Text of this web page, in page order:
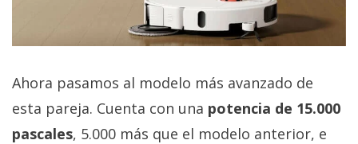
Ahora pasamos al modelo más avanzado de
esta pareja. Cuenta con una potencia de 15.000
pascales, 5.000 más que el modelo anterior, e